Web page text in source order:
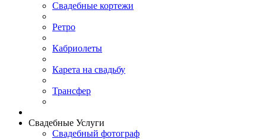
Свадебные кортежи
Ретро
Кабриолеты
Карета на свадьбу
Трансфер
Свадебные Услуги
Свадебный фотограф